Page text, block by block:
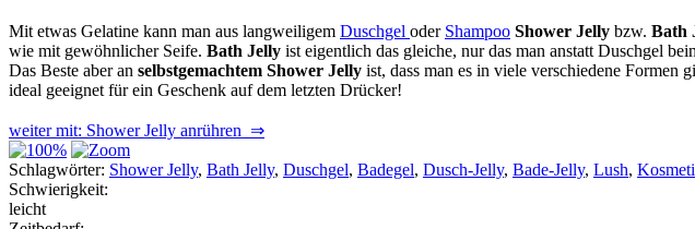
Mit etwas Gelatine kann man aus langweiligem Duschgel oder Shampoo Shower Jelly bzw. Bath
wie mit gewöhnlicher Seife. Bath Jelly ist eigentlich das gleiche, nur das man anstatt Duschgel
Das Beste aber an selbstgemachtem Shower Jelly ist, dass man es in viele verschiedene Formen
ideal geeignet für ein Geschenk auf dem letzten Drücker!
weiter mit: Shower Jelly anrühren ⇒
Schlagwörter: Shower Jelly, Bath Jelly, Duschgel, Badegel, Dusch-Jelly, Bade-Jelly, Lush,
Schwierigkeit:
leicht